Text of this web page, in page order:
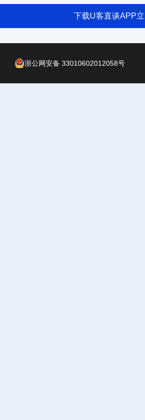
下载U客直谈APP
浙公网安备 33010602012058号